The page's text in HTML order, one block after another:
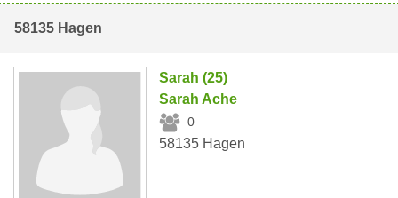
58135 Hagen
Sarah (25)
Sarah Ache
0
58135 Hagen